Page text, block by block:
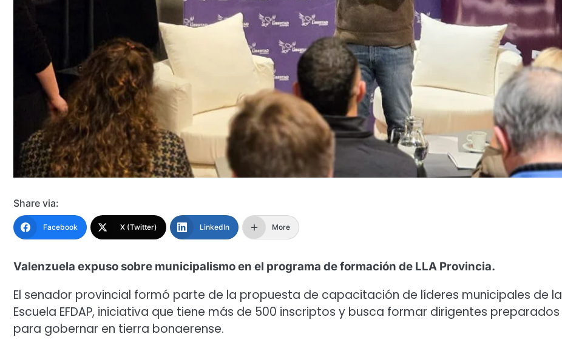
Share via:
Facebook X (Twitter) LinkedIn More
Valenzuela expuso sobre municipalismo en el programa de formación de LLA Provincia.
El senador provincial formó parte de la propuesta de capacitación de líderes municipales de la
Escuela EFDAP, iniciativa que tiene más de 500 inscriptos y busca formar dirigentes preparados
para gobernar en tierra bonaerense.